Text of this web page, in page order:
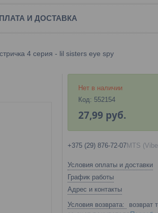
И ДОСТАВКА
4 серия - lil sisters eye spy
Нет в наличии
Код: 552154
27,99 руб.
+375 (29) 876-72-07MTS
Условия оплаты и доставки
График работы
Адрес и контакты
возврат